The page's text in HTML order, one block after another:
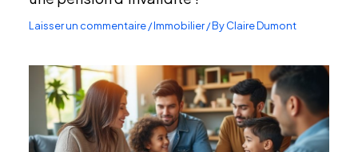
Laisser un commentaire/Immobilier/ ByClaire Dumont